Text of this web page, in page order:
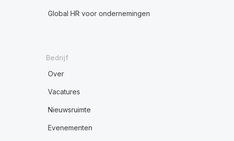
Global HR voor ondernemingen
Bedrijf
Over
Vacatures
Nieuwsruimte
Evenementen